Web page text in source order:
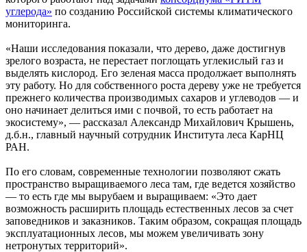
углерода» по созданию Российской системы климатического
мониторинга.
«Наши исследования показали, что дерево, даже достигнув
зрелого возраста, не перестает поглощать углекислый газ и
выделять кислород. Его зеленая масса продолжает выполнять
эту работу. Но для собственного роста дереву уже не требуется
прежнего количества производимых сахаров и углеводов — и
оно начинает делиться ими с почвой, то есть работает на
экосистему», — рассказал Александр Михайлович Крышень,
д.б.н., главный научный сотрудник Института леса КарНЦ
РАН.
По его словам, современные технологии позволяют сжать
пространство выращиваемого леса там, где ведется хозяйство
— то есть где мы вырубаем и выращиваем: «Это дает
возможность расширить площадь естественных лесов за счет
заповедников и заказников. Таким образом, сокращая площадь
эксплуатационных лесов, мы можем увеличивать зону
нетронутых территорий».